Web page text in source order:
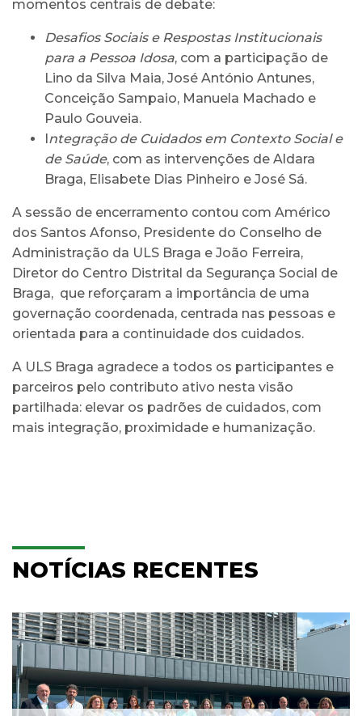
momentos centrais de debate:
Desafios Sociais e Respostas Institucionais
para a Pessoa Idosa, com a participação de
Lino da Silva Maia, José António Antunes,
Conceição Sampaio, Manuela Machado e
Paulo Gouveia.
ntegração de Cuidados em Contexto Social e
de Saúde, com as intervenções de Aldara
Braga, Elisabete Dias Pinheiro e José Sá.
A sessão de encerramento contou com Américo
dos Santos Afonso, Presidente do Conselho de
Administração da ULS Braga e João Ferreira,
Diretor do Centro Distrital da Segurança Social de
Braga, que reforçaram a importância de uma
governação coordenada, centrada nas pessoas e
orientada para a continuidade dos cuidados.
A ULS Braga agradece a todos os participantes e
parceiros pelo contributo ativo nesta visão
partilhada: elevar os padrões de cuidados, com
mais integração, proximidade e humanização.
NOTÍCIAS RECENTES